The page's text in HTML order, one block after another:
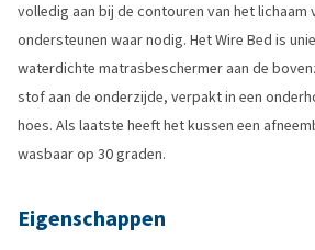
volledig aan bij de contouren van het lichaam
ondersteunen waar nodig. Het Wire Bed is
waterdichte matrasbeschermer aan de
stof aan de onderzijde, verpakt in een
hoes. Als laatste heeft het kussen een
wasbaar op 30 graden.
Eigenschappen